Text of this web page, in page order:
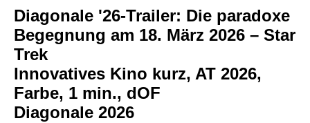
Diagonale '26-Trailer: Die paradoxe
Begegnung am 18. März 2026 – Star
Trek
Innovatives Kino kurz, AT 2026,
Farbe, 1 min., dOF
Diagonale 2026